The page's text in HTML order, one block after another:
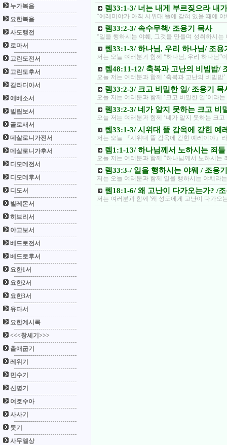
누가복음
요한복음
사도행전
로마서
고린도전서
고린도후서
갈라디아서
에베소서
빌립보서
골로새서
데살로니가전서
데살로니가후서
디모데전서
디모데후서
디도서
빌레몬서
히브리서
야고보서
베드로전서
베드로후서
요한1서
요한2서
요한3서
유다서
요한계시록
<<<창세기>>>
출애굽기
레위기
민수기
신명기
여호수아
사사기
룻기
사무엘상
렘33:1-3/ 너는 내게 부르짖으라 내
“예레미야가 아직 시위대 뜰에 갇혀 있을 때에
렘33:2-3/ 속수무책/ 조용기 목사
“일을 행하시는 야훼, 그것을 만들며 성취하시
렘33:1-3/ 하나님, 우리 하나님/ 조용
저는 오늘 여러분과 함께 “하나님, 우리 하나님
렘48:11-12/ 축복과 고난의 비빔밥/
오늘 저는 여러분과 함께 ‘축복과 고난의 비빔
렘33:2-3/ 크고 비밀한 일/ 조용기 목
오늘 저는 여러분과 함께 ‘크고 비밀한 일’이라
렘33:2-3/ 네가 알지 못하는 크고 비
오늘 저는 여러분과 함께 ‘네가 알지 못하는 크
렘33:1-3/ 시위대 뜰 감옥에 갇힌 예
저는 오늘 『시위대 뜰 감옥에 갇힌 예레이야』
렘1:1-13/ 하나님께서 노하시는 죄
오늘 저는 여러분과 함께 "하나님께서 노하시는
렘33:3-/ 일을 행하시는 야웨 / 조용
저는 오늘 여러분과 함께 일을 행하시는 야훼라
렘18:1-6/ 왜 고난이 다가오는가? /
저는 여러분과 함께 '왜 성도에게 고난이 다가오